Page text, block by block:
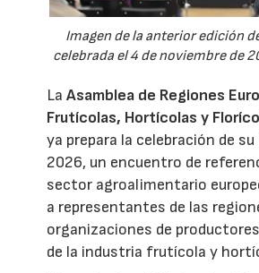
Imagen de la anterior edición
celebrada el 4 de noviembre de
LaAsamblea de Regiones
Frutícolas, Hortícolas y
ya prepara la celebración de su
2026, un encuentro de
sector agroalimentario
a representantes de las
organizaciones de
de la industria frutícola y